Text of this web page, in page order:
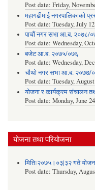
Post date: Friday,
महागढीमाई नगरपालिकाको
Post date: Tuesday, July
पाचौं नगर सभा आ.ब. २०७८/
Post date: Wednesday,
बजेट आ.ब. २०७५/०७६
Post date: Wednesday,
चौथो नगर सभा आ.ब. २०७७/
Post date: Tuesday,
योजना र कार्यक्रम संचालन
Post date: Monday, June
योजना तथा परियोजना
मितिः२०७५।०३|३२ गते
Post date: Thursday,